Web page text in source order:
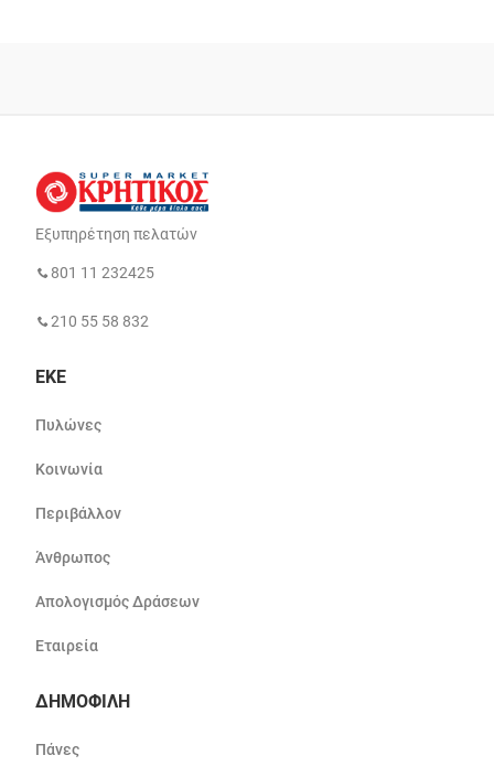
Εξυπηρέτηση πελατών
801 11 232425
210 55 58 832
ΕΚΕ
Πυλώνες
Κοινωνία
Περιβάλλον
Άνθρωπος
Απολογισμός Δράσεων
Εταιρεία
ΔΗΜΟΦΙΛΗ
Πάνες